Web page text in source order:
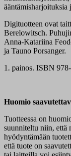
ääntämisharjoituksia
Digituotteen ovat
Berelowitsch.
Anna-Katariina
ja Tauno Porsanger.
1. painos. ISBN
Huomio
Tuotteessa on
suunniteltu niin, että
hyödyntämään
että tuote on